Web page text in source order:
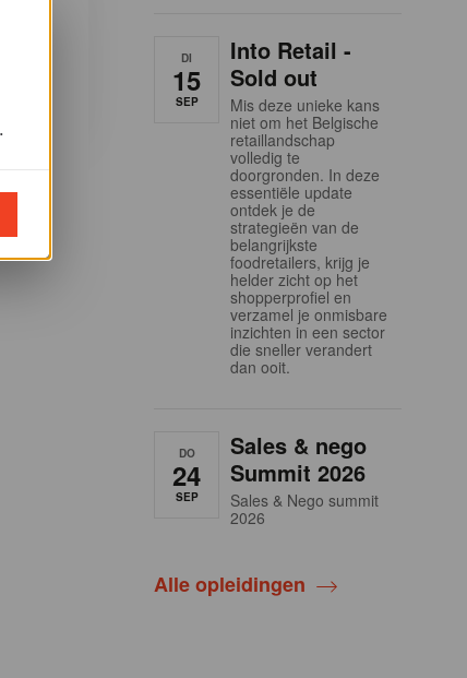
DI
15
SEP
Into Retail -
Sold out
Mis deze unieke kans
niet om het Belgische
retaillandschap
volledig te
doorgronden. In deze
essentiële update
ontdek je de
strategieën van de
belangrijkste
foodretailers, krijg je
helder zicht op het
shopperprofiel en
verzamel je onmisbare
inzichten in een sector
die sneller verandert
dan ooit.
DO
24
SEP
Sales & nego
Summit 2026
Sales & Nego summit
2026
Alle opleidingen
.